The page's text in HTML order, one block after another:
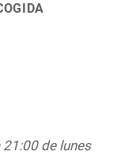
de lunes